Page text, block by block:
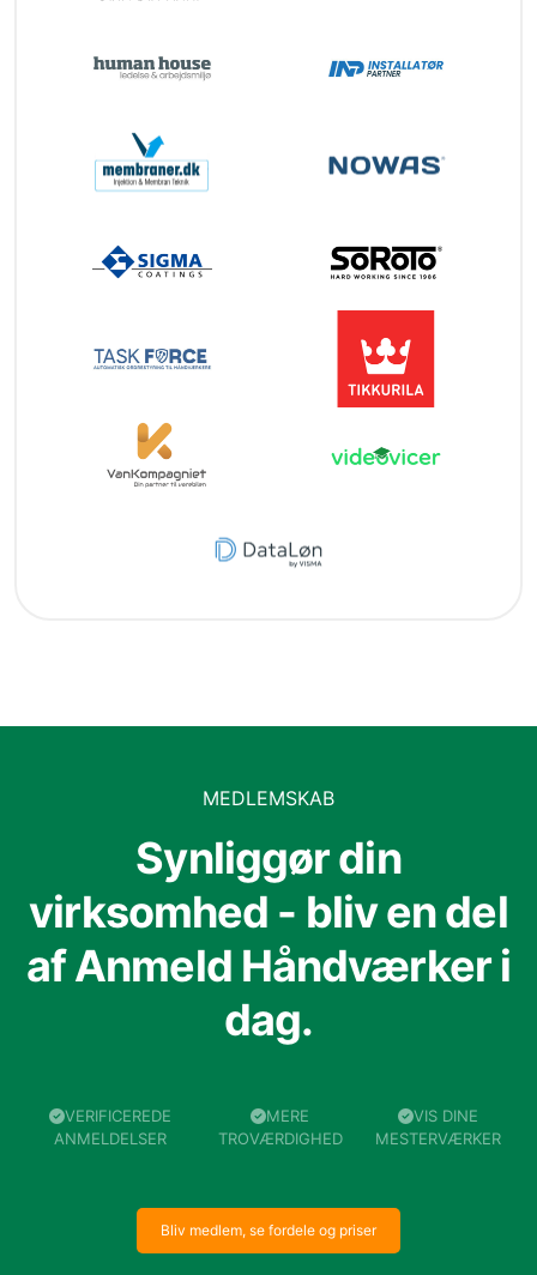
MEDLEMSKAB
Synliggør din
virksomhed - bliv en del
af Anmeld Håndværker i
dag.
VERIFICEREDE
ANMELDELSER
MERE
TROVÆRDIGHED
VIS DINE
MESTERVÆRKER
Bliv medlem, se fordele og priser